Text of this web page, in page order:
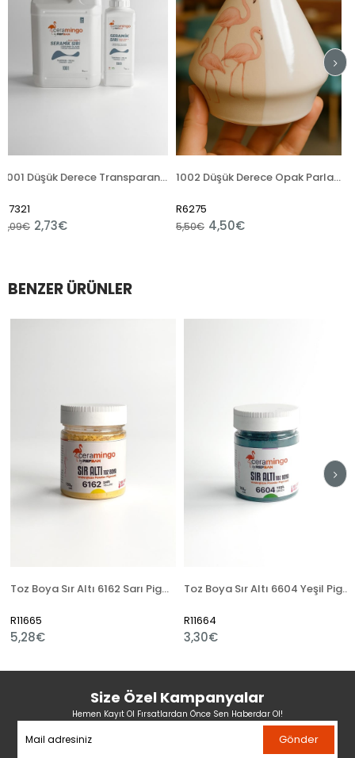
1001 Düşük Derece Transparan Parlak Hazır Sıvı 1002 Düşük Derece Opak Parlak Hazır Sıvı
BENZER ÜRÜNLER
Toz Boya Sır Altı 6162 Sarı Pigment Toz Boya Sır Altı 6604 Yeşil Pigment
R11664
3,30€
Size Özel Kampanyalar
Hemen Kayıt Ol Fırsatlardan Önce Sen Haberdar Ol!
Gönder